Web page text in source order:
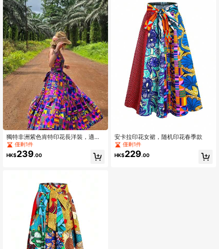
獨特非洲紫色肯特印花長洋裝，適合
女性僅剩1件
HK$239.00
安卡拉印花女裙，随机印花春季款
僅剩1件
HK$229.00